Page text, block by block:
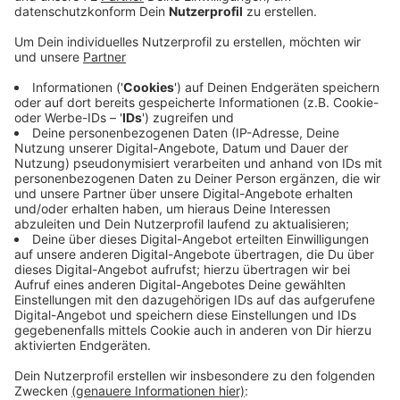
Anzeige
Im Kreis Coesfeld sorgt das für viele Diskussionen.
Wenn Bundestag und Bundesrat mitziehen, könnten
gelockerte Regeln schon ab dem Wochenende gelten.
Auf der Radio Kiepenkerl-Facebookseite ist Manfred
offen dafür. Marsha dagegen fordert zu warten, bis
alle ein Impfangebot bekommen haben. Hausarzt
Hubertus Hovestadt aus Rorup hat medizinische
Bedenken. Er befürchtet wieder steigende
Infektionszahlen, denn auch geimpfte Menschen
könnten sich noch anstecken. Das Recht ist auf der
Seite der Geimpften und Genesenen, gibt
Wirtschaftswissenschaftler Aloys Prinz von der Uni
Münster zu bedenken. Sie erhielten Rechte zurück und
keine zusätzlichen Sonderrechte.
Anzeige